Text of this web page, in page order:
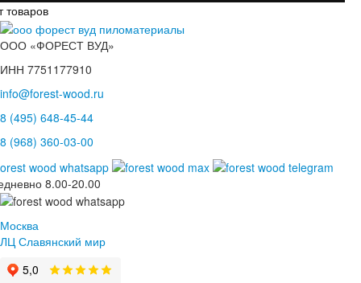
товаров
ООО «ФОРЕСТ ВУД»
ИНН 7751177910
info@forest-wood.ru
8 (495) 648-45-44
8 (968) 360-03-00
8.00-20.00
Москва
ЛЦ Славянский мир